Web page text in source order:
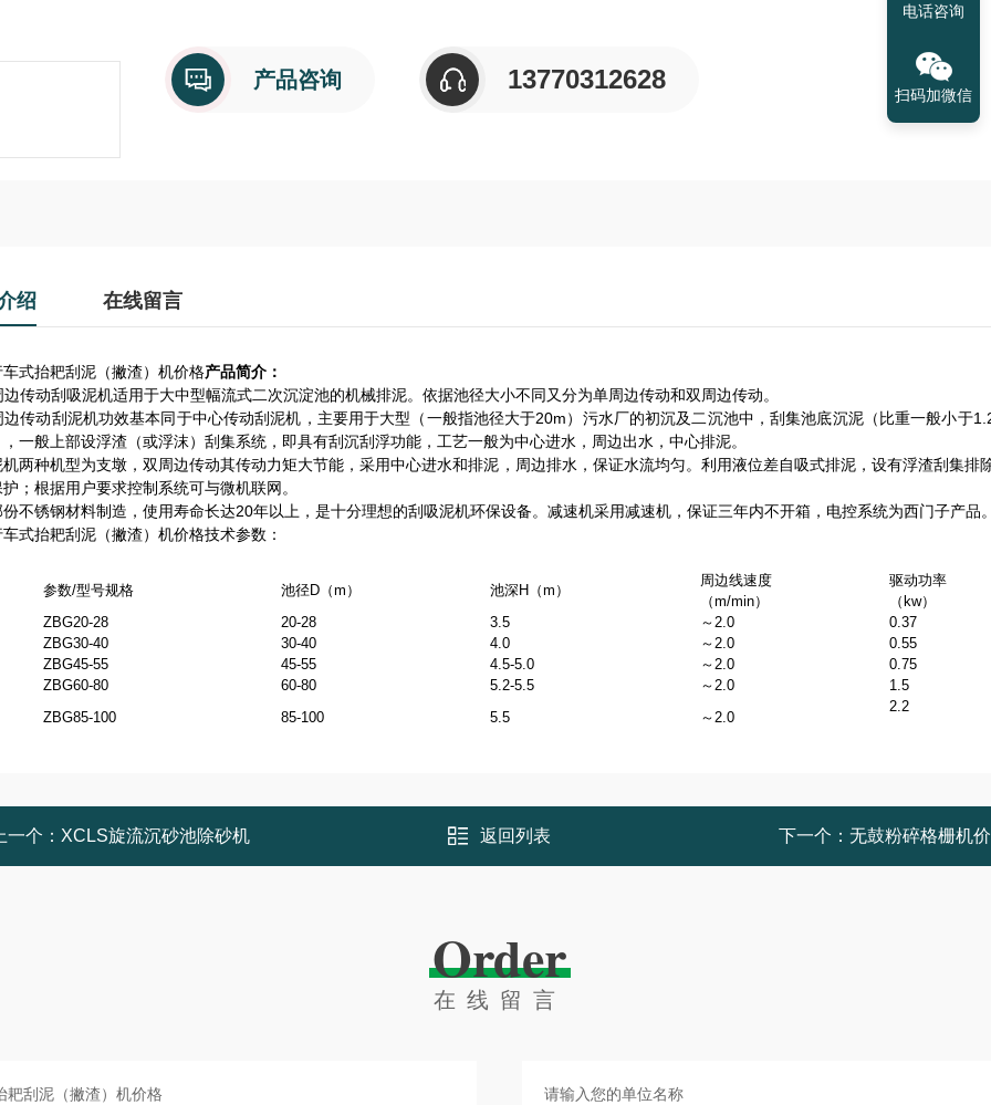
产品咨询 13770312628
绍 在线留言
车式抬耙刮泥（撇渣）机价格产品简介：
边传动刮吸泥机适用于大中型幅流式二次沉淀池的机械排泥。依据池径大小不同又分为单周边传动和双周边传动。
边传动刮泥机功效基本同于中心传动刮泥机，主要用于大型（一般指池径大于20m）污水厂的初沉及二沉池中，刮集池底沉泥（比重一般小于
一般上部设浮渣（或浮沫）刮集系统，即具有刮沉刮浮功能，工艺一般为中心进水，周边出水，中心排泥。
两种机型为支墩，双周边传动其传动力矩大节能，采用中心进水和排泥，周边排水，保证水流均匀。利用液位差自吸式排泥，设有浮渣刮集排
；根据用户要求控制系统可与微机联网。
不锈钢材料制造，使用寿命长达20年以上，是十分理想的刮吸泥机环保设备。减速机采用减速机，保证三年内不开箱，电控系统为西门子产品
式抬耙刮泥（撇渣）机价格技术参数：
参数/型号规格 池径D（m） 池深H（m）
周边线速度
（m/min）
驱动功率
（kw）
ZBG20-28
20-28 3.5 ～2.0
0.37
ZBG30-40
30-40 4.0 ～2.0
0.55
ZBG45-55
45-55 4.5-5.0 ～2.0
0.75
ZBG60-80
60-80 5.2-5.5 ～2.0
1.5
ZBG85-100
85-100 5.5 ～2.0
2.2
一个： XCLS旋流沉砂池除砂机 返回列表 下一个： 无鼓粉碎格栅机
Order
在线留言
电话咨询
扫码加微信